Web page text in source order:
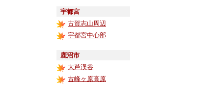
宇都宮
古賀志山周辺
宇都宮中心部
鹿沼市
大芦渓谷
古峰ヶ原高原